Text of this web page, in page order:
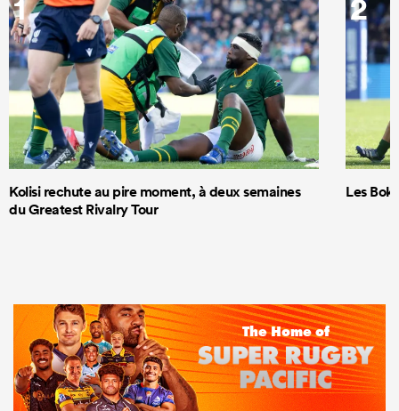
Kolisi rechute au pire moment, à deux semaines
du Greatest Rivalry Tour
Les